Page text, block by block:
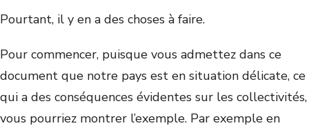
Pourtant, il y en a des choses à faire.
Pour commencer, puisque vous admettez dans ce
document que notre pays est en situation délicate, ce
qui a des conséquences évidentes sur les collectivités,
vous pourriez montrer l’exemple. Par exemple en